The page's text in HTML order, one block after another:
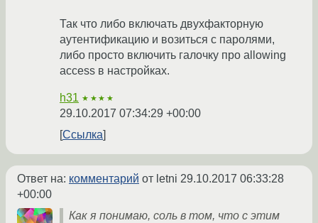
Так что либо включать двухфакторную
аутентификацию и возиться с паролями,
либо просто включить галочку про allowing
access в настройках.
h31 ★★★★
29.10.2017 07:34:29 +00:00
Ссылка
Ответ на: комментарий от letni 29.10.2017 06:33:28
+00:00
Как я понимаю, соль в том, что с этим